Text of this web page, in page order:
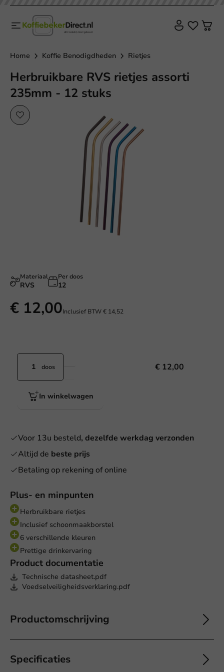
Home Koffie Benodigdheden Rietjes
Herbruikbare RVS rietjes assorti
235mm - 12 stuks
Plus- en minpunten
Herbruikbare rietjes
Inclusief schoonmaakborstel
6 verschillende kleuren
Prettige drinkervaring
Product documentatie
Technische datasheet.pdf
Voedselveiligheidsverklaring.pdf
Productomschrijving
Specificaties
Materiaal
RVS
Per doos
12
€ 12,00Inclusief BTW€ 14,52
doos € 12,00
In winkelwagen
Voor 13u besteld, dezelfde werkdag verzonden
Altijd de beste prijs
Betaling op rekening of online